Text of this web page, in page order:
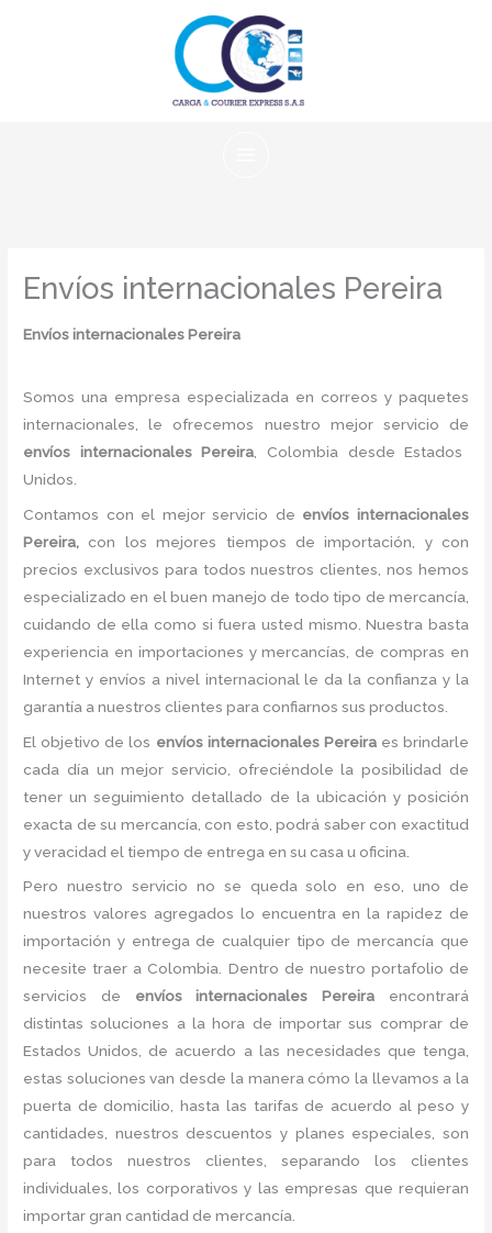
Envíos internacionales Pereira
Envíos internacionales Pereira
Somos una empresa especializada en correos y paquetes
internacionales, le ofrecemos nuestro mejor servicio de
envíos internacionales Pereira , Colombia desde Estados
Unidos.
Contamos con el mejor servicio de envíos internacionales
Pereira, con los mejores tiempos de importación, y con
precios exclusivos para todos nuestros clientes, nos hemos
especializado en el buen manejo de todo tipo de mercancía,
cuidando de ella como si fuera usted mismo. Nuestra basta
experiencia en importaciones y mercancías, de compras en
Internet y envíos a nivel internacional le da la confianza y la
garantía a nuestros clientes para confiarnos sus productos.
El objetivo de los envíos internacionales Pereiraes brindarle
cada día un mejor servicio, ofreciéndole la posibilidad de
tener un seguimiento detallado de la ubicación y posición
exacta de su mercancía, con esto, podrá saber con exactitud
y veracidad el tiempo de entrega en su casa u oficina.
Pero nuestro servicio no se queda solo en eso, uno de
nuestros valores agregados lo encuentra en la rapidez de
importación y entrega de cualquier tipo de mercancía que
necesite traer a Colombia. Dentro de nuestro portafolio de
servicios de envíos internacionales Pereira encontrará
distintas soluciones a la hora de importar sus comprar de
Estados Unidos, de acuerdo a las necesidades que tenga,
estas soluciones van desde la manera cómo la llevamos a la
puerta de domicilio, hasta las tarifas de acuerdo al peso y
cantidades, nuestros descuentos y planes especiales, son
para todos nuestros clientes, separando los clientes
individuales, los corporativos y las empresas que requieran
importar gran cantidad de mercancía.